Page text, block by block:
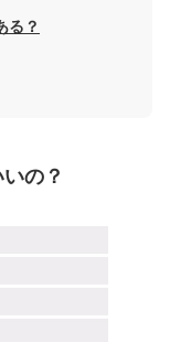
る？
の？